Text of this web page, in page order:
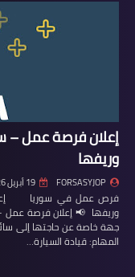
إعلان فرصة عمل –
وريفها
FORSASYJOP 19 أبريل 2026
فرص عمل في سوريا
وريفها 📢 إعلان فرصة عمل
جهة خاصة عن حاجتها إلى
المهام: قيادة السيارة…